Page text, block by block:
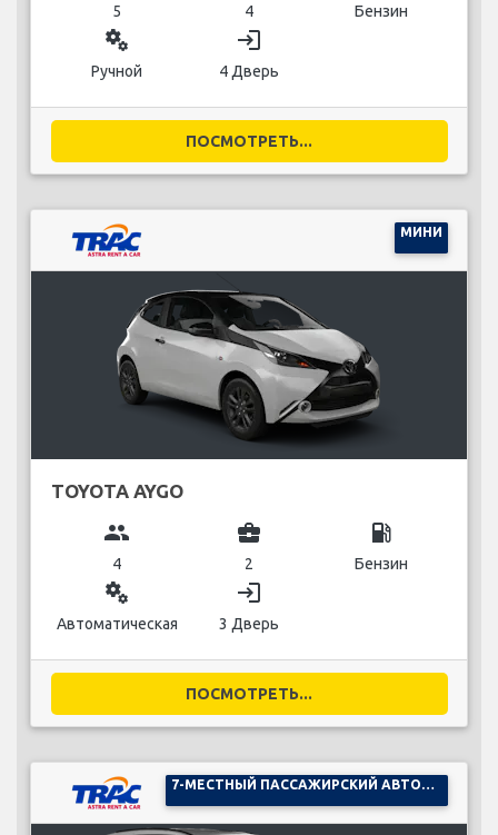
5 4 Бензин
miscellaneous_services
Ручной
login
4 Дверь
ПОСМОТРЕТЬ...
МИНИ
TOYOTA AYGO
group
4
business_center
2
local_gas_station
Бензин
miscellaneous_services
Автоматическая
login
3 Дверь
ПОСМОТРЕТЬ...